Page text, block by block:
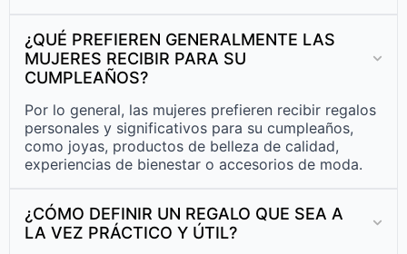
¿QUÉ PREFIEREN GENERALMENTE LAS
MUJERES RECIBIR PARA SU
CUMPLEAÑOS?
Por lo general, las mujeres prefieren recibir regalos
personales y significativos para su cumpleaños,
como joyas, productos de belleza de calidad,
experiencias de bienestar o accesorios de moda.
¿CÓMO DEFINIR UN REGALO QUE SEA A
LA VEZ PRÁCTICO Y ÚTIL?